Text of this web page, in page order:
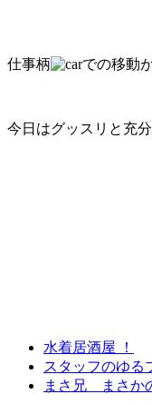
仕事柄 での移動
今日はグッスリと充
水着居酒屋 ！
スタッフのゆる
まさ兄 まさか